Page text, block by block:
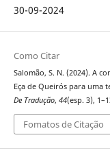
30-09-2024
Como Citar
Salomão, S. N. (2024). A
Eça de Queirós para uma
De Tradução, 44(esp. 3),
Fomatos de Citação